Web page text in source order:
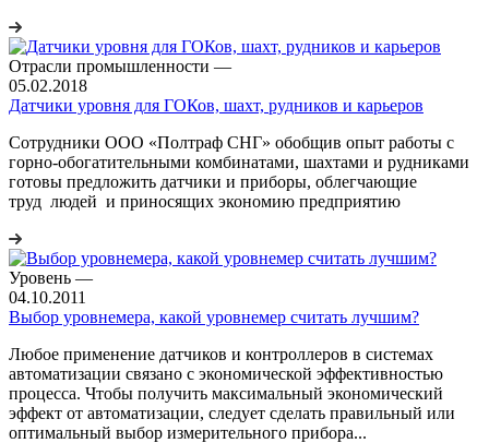
Отрасли промышленности —
05.02.2018
Датчики уровня для ГОКов, шахт, рудников и карьеров
Сотрудники ООО «Полтраф СНГ» обобщив опыт работы с
горно-обогатительными комбинатами, шахтами и рудниками
готовы предложить датчики и приборы, облегчающие
труд людей и приносящих экономию предприятию
Уровень —
04.10.2011
Выбор уровнемера, какой уровнемер считать лучшим?
Любое применение датчиков и контроллеров в системах
автоматизации связано с экономической эффективностью
процесса. Чтобы получить максимальный экономический
эффект от автоматизации, следует сделать правильный или
оптимальный выбор измерительного прибора...